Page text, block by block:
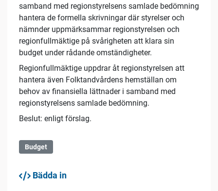
samband med regionstyrelsens samlade bedömning
hantera de formella skrivningar där styrelser och
nämnder uppmärksammar regionstyrelsen och
regionfullmäktige på svårigheten att klara sin
budget under rådande omständigheter.
Regionfullmäktige uppdrar åt regionstyrelsen att
hantera även Folktandvårdens hemställan om
behov av finansiella lättnader i samband med
regionstyrelsens samlade bedömning.
Beslut: enligt förslag.
Budget
Bädda in